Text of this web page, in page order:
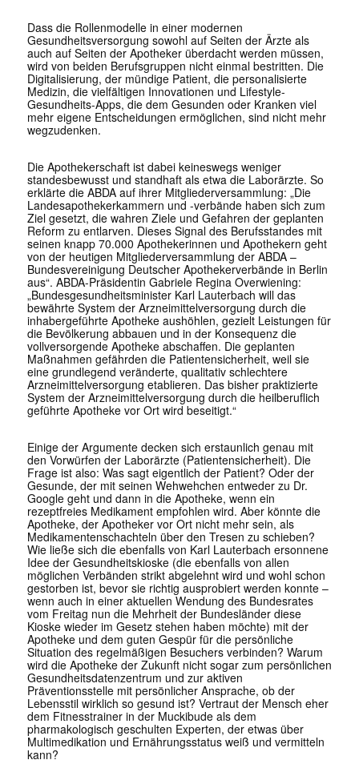
Dass die Rollenmodelle in einer modernen
Gesundheitsversorgung sowohl auf Seiten der Ärzte als
auch auf Seiten der Apotheker überdacht werden müssen,
wird von beiden Berufsgruppen nicht einmal bestritten. Die
Digitalisierung, der mündige Patient, die personalisierte
Medizin, die vielfältigen Innovationen und Lifestyle-
Gesundheits-Apps, die dem Gesunden oder Kranken viel
mehr eigene Entscheidungen ermöglichen, sind nicht mehr
wegzudenken.
Die Apothekerschaft ist dabei keineswegs weniger
standesbewusst und standhaft als etwa die Laborärzte. So
erklärte die ABDA auf ihrer Mitgliederversammlung: „Die
Landesapothekerkammern und -verbände haben sich zum
Ziel gesetzt, die wahren Ziele und Gefahren der geplanten
Reform zu entlarven. Dieses Signal des Berufsstandes mit
seinen knapp 70.000 Apothekerinnen und Apothekern geht
von der heutigen Mitgliederversammlung der ABDA –
Bundesvereinigung Deutscher Apothekerverbände in Berlin
aus“. ABDA-Präsidentin Gabriele Regina Overwiening:
„Bundesgesundheitsminister Karl Lauterbach will das
bewährte System der Arzneimittelversorgung durch die
inhabergeführte Apotheke aushöhlen, gezielt Leistungen für
die Bevölkerung abbauen und in der Konsequenz die
vollversorgende Apotheke abschaffen. Die geplanten
Maßnahmen gefährden die Patientensicherheit, weil sie
eine grundlegend veränderte, qualitativ schlechtere
Arzneimittelversorgung etablieren. Das bisher praktizierte
System der Arzneimittelversorgung durch die heilberuflich
geführte Apotheke vor Ort wird beseitigt.“
Einige der Argumente decken sich erstaunlich genau mit
den Vorwürfen der Laborärzte (Patientensicherheit). Die
Frage ist also: Was sagt eigentlich der Patient? Oder der
Gesunde, der mit seinen Wehwehchen entweder zu Dr.
Google geht und dann in die Apotheke, wenn ein
rezeptfreies Medikament empfohlen wird. Aber könnte die
Apotheke, der Apotheker vor Ort nicht mehr sein, als
Medikamentenschachteln über den Tresen zu schieben?
Wie ließe sich die ebenfalls von Karl Lauterbach ersonnene
Idee der Gesundheitskioske (die ebenfalls von allen
möglichen Verbänden strikt abgelehnt wird und wohl schon
gestorben ist, bevor sie richtig ausprobiert werden konnte –
wenn auch in einer aktuellen Wendung des Bundesrates
vom Freitag nun die Mehrheit der Bundesländer diese
Kioske wieder im Gesetz stehen haben möchte) mit der
Apotheke und dem guten Gespür für die persönliche
Situation des regelmäßigen Besuchers verbinden? Warum
wird die Apotheke der Zukunft nicht sogar zum persönlichen
Gesundheitsdatenzentrum und zur aktiven
Präventionsstelle mit persönlicher Ansprache, ob der
Lebensstil wirklich so gesund ist? Vertraut der Mensch eher
dem Fitnesstrainer in der Muckibude als dem
pharmakologisch geschulten Experten, der etwas über
Multimedikation und Ernährungsstatus weiß und vermitteln
kann?